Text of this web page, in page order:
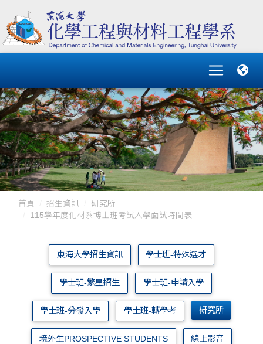
首頁 招生資訊
研究所
115學年度化材系博士班考試入學面試時間表
東海大學招生資訊 學士班-特殊選才
學士班-繁星招生 學士班-申請入學
學士班-分發入學 學士班-轉學考 研究所
境外生PROSPECTIVE STUDENTS 線上影音